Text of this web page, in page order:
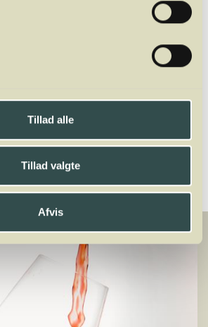
Tillad alle
Tillad valgte
Afvis
Del